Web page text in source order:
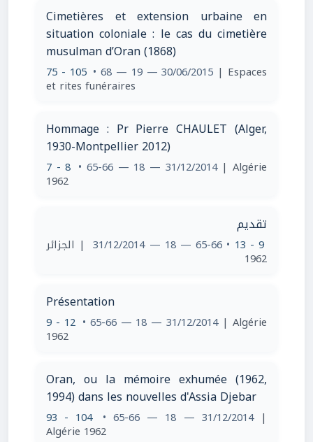
Cimetières et extension urbaine en
situation coloniale : le cas du cimetière
musulman d’Oran (1868)
75 - 105 • 68 — 19 — 30/06/2015 | Espaces
et rites funéraires
Hommage : Pr Pierre CHAULET (Alger,
1930-Montpellier 2012)
7 - 8 • 65-66 — 18 — 31/12/2014 | Algérie
1962
تقديم
9 - 13
• 65-66 — 18 — 31/12/2014 | الجزائر
1962
Présentation
9 - 12 • 65-66 — 18 — 31/12/2014 | Algérie
1962
Oran, ou la mémoire exhumée (1962,
1994) dans les nouvelles d'Assia Djebar
93 - 104 • 65-66 — 18 — 31/12/2014 |
Algérie 1962